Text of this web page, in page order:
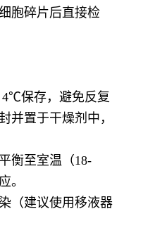
胞碎片后直接检
保存，避免反复
并置于干燥剂中，
衡至室温（18-
。
（建议使用移液器